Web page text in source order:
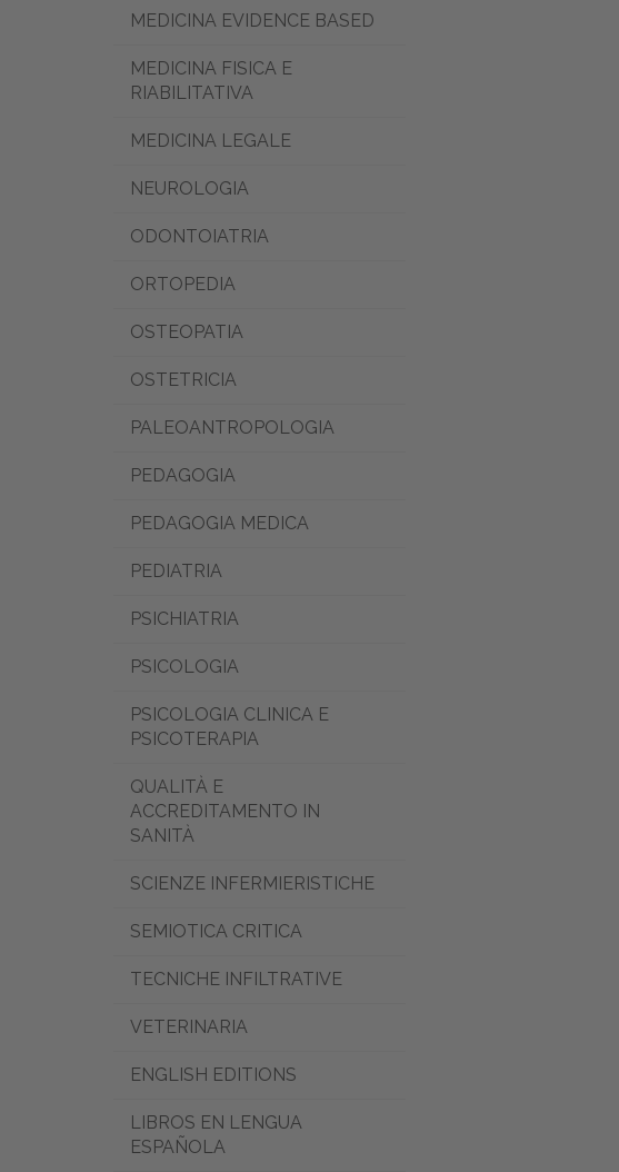
MEDICINA EVIDENCE BASED
MEDICINA FISICA E
RIABILITATIVA
MEDICINA LEGALE
NEUROLOGIA
ODONTOIATRIA
ORTOPEDIA
OSTEOPATIA
OSTETRICIA
PALEOANTROPOLOGIA
PEDAGOGIA
PEDAGOGIA MEDICA
PEDIATRIA
PSICHIATRIA
PSICOLOGIA
PSICOLOGIA CLINICA E
PSICOTERAPIA
QUALITÀ E
ACCREDITAMENTO IN
SANITÀ
SCIENZE INFERMIERISTICHE
SEMIOTICA CRITICA
TECNICHE INFILTRATIVE
VETERINARIA
ENGLISH EDITIONS
LIBROS EN LENGUA
ESPAÑOLA